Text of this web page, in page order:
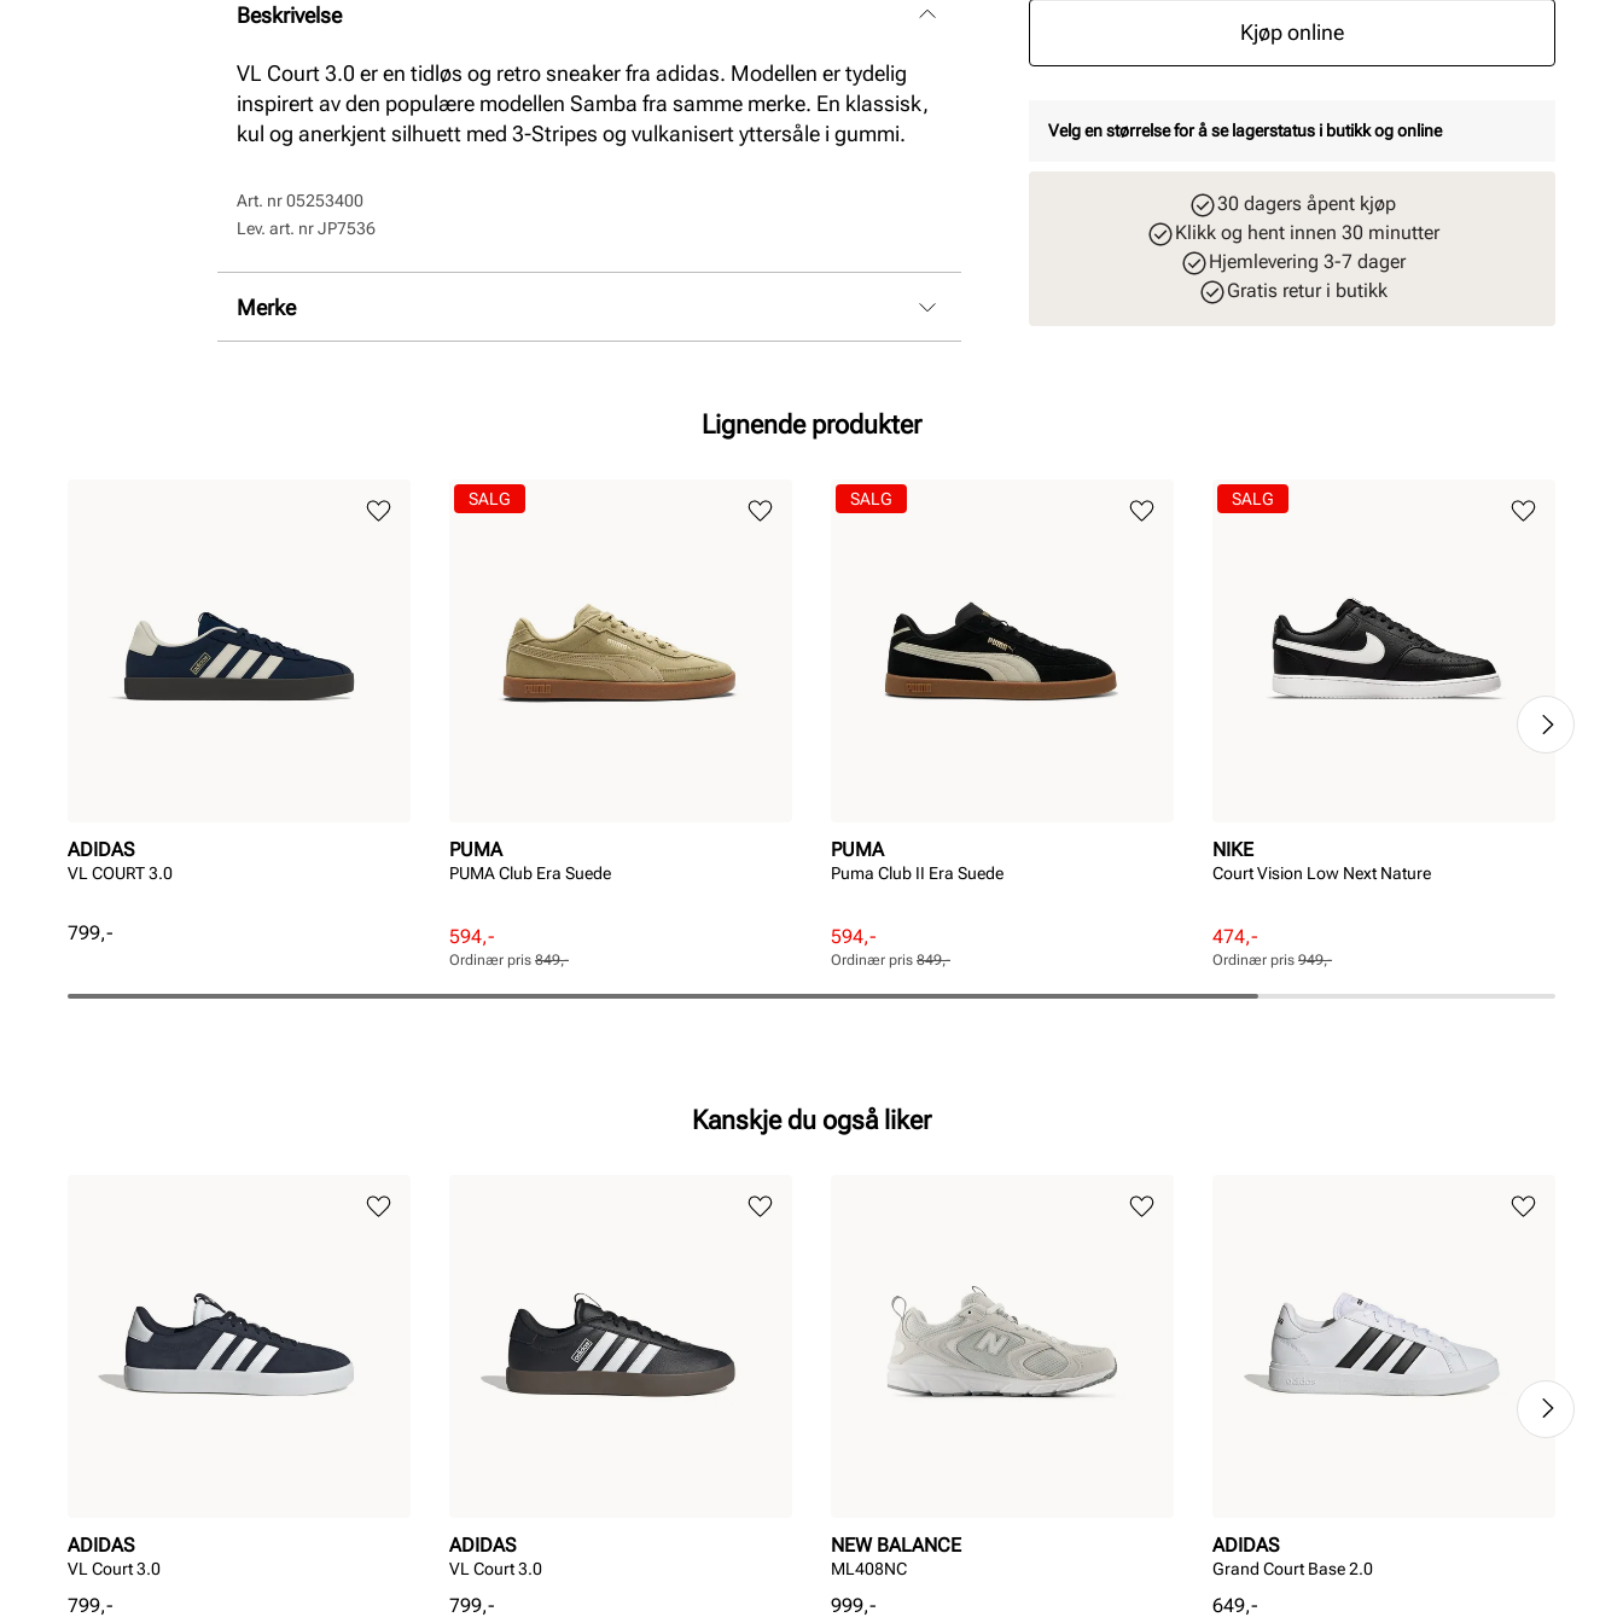
Beskrivelse
VL Court 3.0 er en tidløs og retro sneaker fra adidas. Modellen er tydelig
inspirert av den populære modellen Samba fra samme merke. En klassisk,
kul og anerkjent silhuett med 3-Stripes og vulkanisert yttersåle i gummi.
Art. nr05253400
Lev. art. nrJP7536
Merke
Kjøp online
Velg en størrelse for å se lagerstatus i butikk og online
30 dagers åpent kjøp
Klikk og hent innen 30 minutter
Hjemlevering 3-7 dager
Gratis retur i butikk
Lignende produkter
ADIDAS
VL COURT 3.0
Pris
799,-
PUMA
PUMA Club Era Suede
Rabattert
pris
Pris
594,-
Ordinær
pris
Pris
Ordinær pris 849,-
SALG
PUMA
Puma Club II Era Suede
Rabattert
pris
Pris
594,-
Ordinær
pris
Pris
Ordinær pris 849,-
SALG
NIKE
Court Vision Low Next Nature
Rabattert
pris
Pris
474,-
Ordinær
pris
Pris
Ordinær pris 949,-
SALG
Kanskje du også liker
ADIDAS
VL Court 3.0
Pris
799,-
ADIDAS
VL Court 3.0
Pris
799,-
NEW BALANCE
ML408NC
Pris
999,-
ADIDAS
Grand Court Base 2.0
Pris
649,-